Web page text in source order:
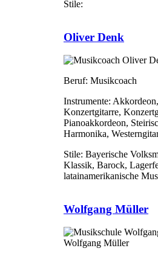
Stile:
Oliver Denk
Beruf: Musikcoach
Instrumente:
Konzertgitarre,
Pianoakkordeon,
Harmonika,
Stile: Bayerische
Klassik, Barock,
latainamerikanische
Wolfgang Müller
Wolfgang Müller